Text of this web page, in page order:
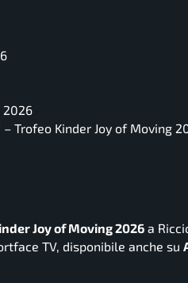
2026
Trofeo Kinder Joy of Moving
Joy of Moving 2026 a
TV, disponibile anche su